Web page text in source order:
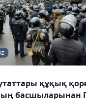
құқық
басшыларынан